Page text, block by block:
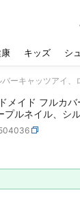
キッズ シ
メイド フルカバ
プルネイル、シ
、レトロドリー
レモニー&日常&
に最適、ゼリー